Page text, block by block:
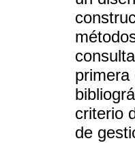
primera
criterio
de